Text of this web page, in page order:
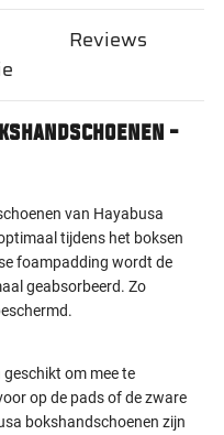
-
van Hayabusa
tijdens het boksen
foampadding wordt de
geabsorbeerd. Zo
om mee te
op de pads of de zware
bokshandschoenen zijn
Reviews